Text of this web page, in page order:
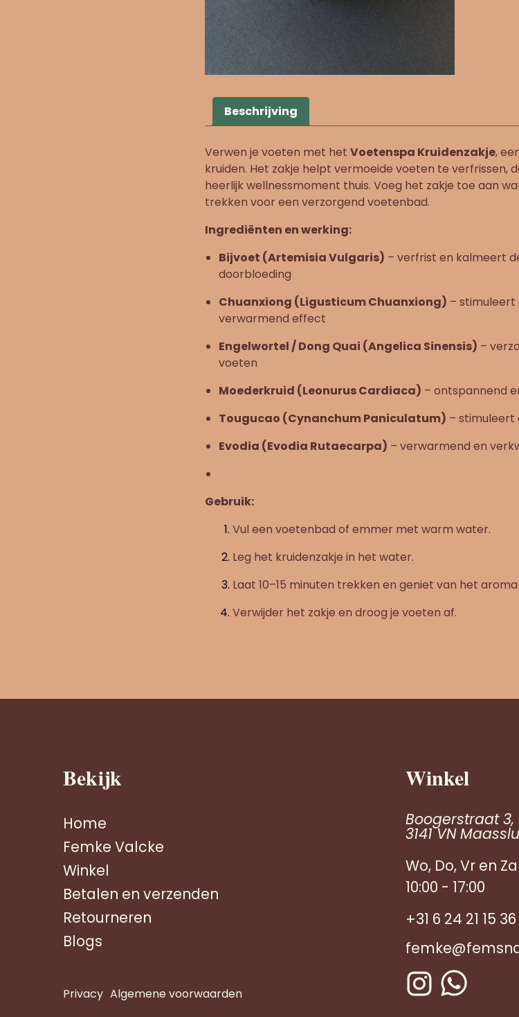
Beschrijving
Verwen je voeten met het Voetenspa Kruidenzakje,
kruiden. Het zakje helpt vermoeide voeten te verfrissen,
heerlijk wellnessmoment thuis. Voeg het zakje toe aan
trekken voor een verzorgend voetenbad.
Ingrediënten en werking:
Bijvoet (Artemisia Vulgaris) – verfrist en kalmeert
doorbloeding
Chuanxiong (Ligusticum Chuanxiong) – stimuleert
verwarmend effect
Engelwortel / Dong Quai (Angelica Sinensis) –
voeten
Moederkruid (Leonurus Cardiaca) – ontspannend
Tougucao (Cynanchum Paniculatum) – stimuleert
Evodia (Evodia Rutaecarpa) – verwarmend en
Gebruik:
Vul een voetenbad of emmer met warm water.
Leg het kruidenzakje in het water.
Laat 10–15 minuten trekken en geniet van het
Verwijder het zakje en droog je voeten af.
Bekijk
Home
Femke Valcke
Winkel
Betalen en verzenden
Retourneren
Blogs
Privacy Algemene voorwaarden
Winkel
Boogerstraat 3,
3141 VN
Wo, Do, Vr en Za
10:00 - 17:00
+31 6 24 21 15 36